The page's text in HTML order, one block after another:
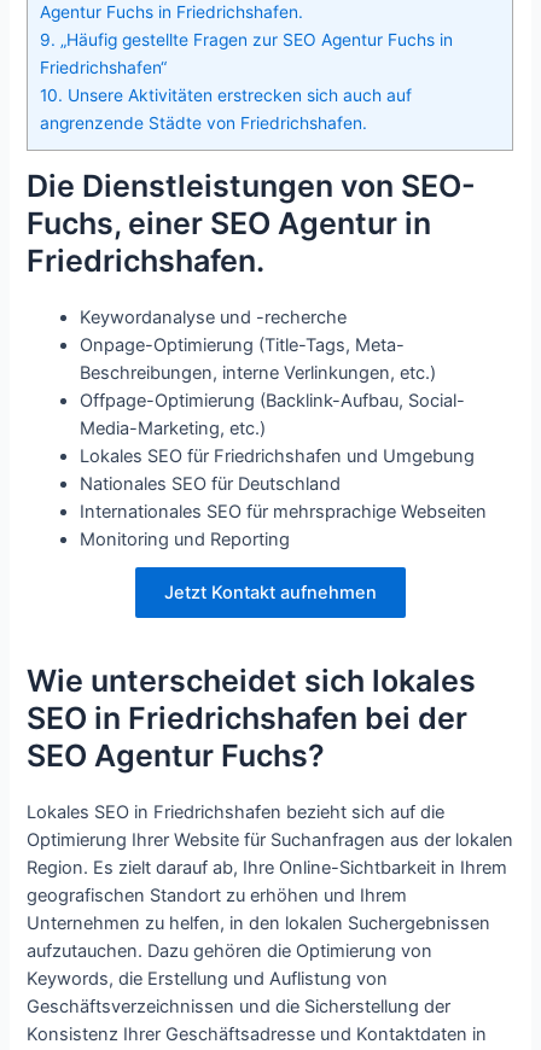
Agentur Fuchs in Friedrichshafen.
9. „Häufig gestellte Fragen zur SEO Agentur Fuchs in
Friedrichshafen“
10. Unsere Aktivitäten erstrecken sich auch auf
angrenzende Städte von Friedrichshafen.
Die Dienstleistungen von SEO-
Fuchs, einer SEO Agentur in
Friedrichshafen.
Keywordanalyse und -recherche
Onpage-Optimierung (Title-Tags, Meta-
Beschreibungen, interne Verlinkungen, etc.)
Offpage-Optimierung (Backlink-Aufbau, Social-
Media-Marketing, etc.)
Lokales SEO für Friedrichshafen und Umgebung
Nationales SEO für Deutschland
Internationales SEO für mehrsprachige Webseiten
Monitoring und Reporting
Jetzt Kontakt aufnehmen
Wie unterscheidet sich lokales
SEO in Friedrichshafen bei der
SEO Agentur Fuchs?
Lokales SEO in Friedrichshafen bezieht sich auf die
Optimierung Ihrer Website für Suchanfragen aus der lokalen
Region. Es zielt darauf ab, Ihre Online-Sichtbarkeit in Ihrem
geografischen Standort zu erhöhen und Ihrem
Unternehmen zu helfen, in den lokalen Suchergebnissen
aufzutauchen. Dazu gehören die Optimierung von
Keywords, die Erstellung und Auflistung von
Geschäftsverzeichnissen und die Sicherstellung der
Konsistenz Ihrer Geschäftsadresse und Kontaktdaten in